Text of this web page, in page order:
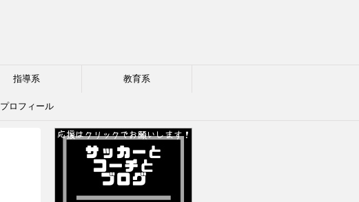
指導系 教育系
プロフィール